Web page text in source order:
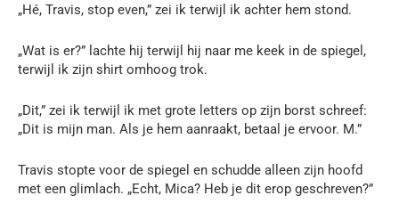
„Hé, Travis, stop even,” zei ik terwijl ik achter hem stond.
„Wat is er?” lachte hij terwijl hij naar me keek in de spiegel,
terwijl ik zijn shirt omhoog trok.
„Dit,” zei ik terwijl ik met grote letters op zijn borst schreef:
„Dit is mijn man. Als je hem aanraakt, betaal je ervoor. M.”
Travis stopte voor de spiegel en schudde alleen zijn hoofd
met een glimlach. „Echt, Mica? Heb je dit erop geschreven?”